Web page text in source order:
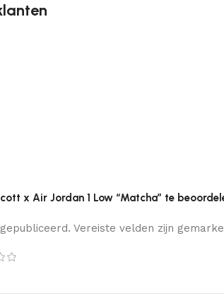
x Air Jordan 1 Low “Matcha” te
Vereiste velden zijn